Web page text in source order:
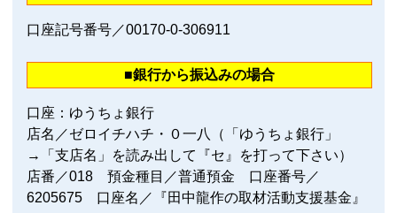
口座記号番号／00170‐0‐306911
■銀行から振込みの場合
口座：ゆうちょ銀行
店名／ゼロイチハチ・０一八（「ゆうちょ銀行」
→「支店名」を読み出して『セ』を打って下さい）
店番／018 預金種目／普通預金 口座番号／
6205675 口座名／『田中龍作の取材活動支援基金』